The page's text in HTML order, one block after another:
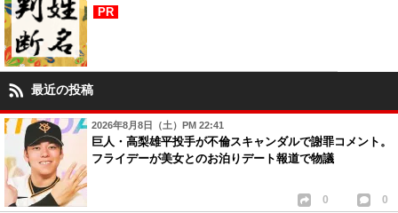
PR
最近の投稿
2026年8月8日（土）PM 22:41
巨人・高梨雄平投手が不倫スキャンダルで謝罪コメント。
フライデーが美女とのお泊りデート報道で物議
0 0